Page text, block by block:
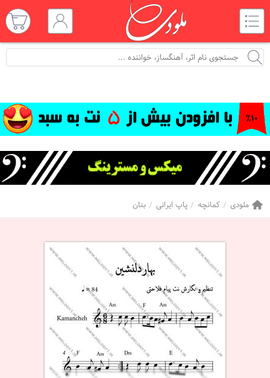
ملودی کمانچه پاپ ایرانی بنان